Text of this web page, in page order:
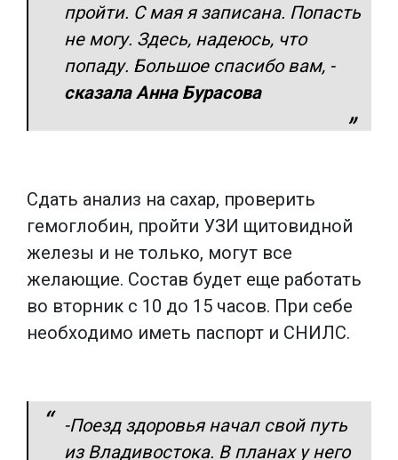
пройти. С мая я записана. Попасть
не могу. Здесь, надеюсь, что
попаду. Большое спасибо вам, -
сказала Анна Бурасова
Сдать анализ на сахар, проверить
гемоглобин, пройти УЗИ щитовидной
железы и не только, могут все
желающие. Состав будет еще работать
во вторник с 10 до 15 часов. При себе
необходимо иметь паспорт и СНИЛС.
-Поезд здоровья начал свой путь
из Владивостока. В планах у него